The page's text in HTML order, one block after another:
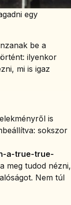
egy
be a
ilyenkor
mi is igaz
is
sokszor
a-true-true-
meg tudod nézni,
Nem túl